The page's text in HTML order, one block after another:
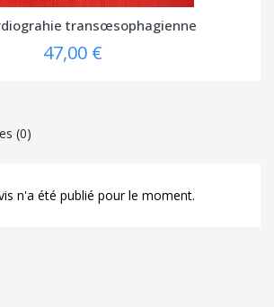
transœsophagienne
47,00 €
(0)
n'a été publié pour le moment.